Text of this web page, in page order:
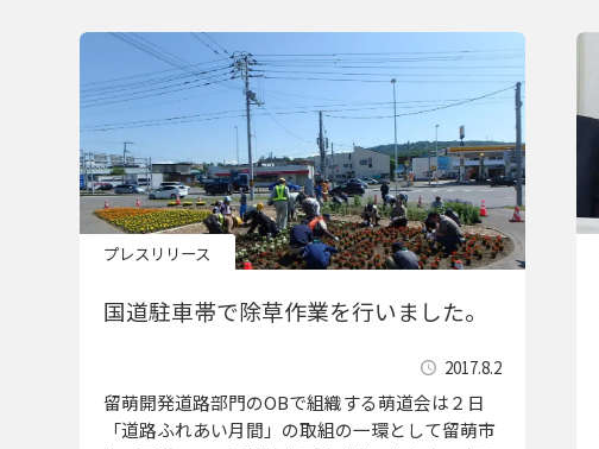
プレスリリース
国道駐車帯で除草作業を行いました。
2017.8.2
留萌開発道路部門のOBで組織する萌道会は２日
「道路ふれあい月間」の取組の一環として留萌市